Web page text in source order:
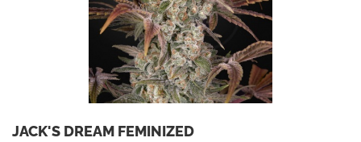
JACK'S DREAM FEMINIZED